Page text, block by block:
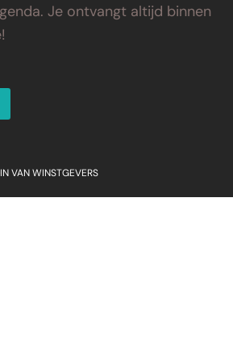
Je ontvangt altijd binnen
VAN WINSTGEVERS